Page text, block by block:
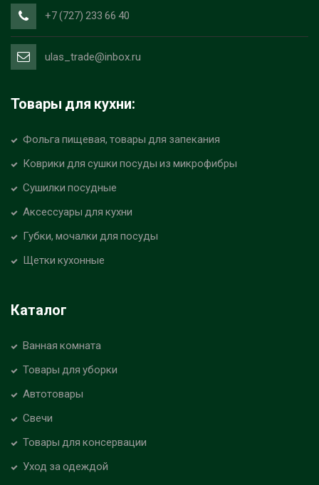
+7 (727) 233 66 40
ulas_trade@inbox.ru
Товары для кухни:
Фольга пищевая, товары для запекания
Коврики для сушки посуды из микрофибры
Сушилки посудные
Аксессуары для кухни
Губки, мочалки для посуды
Щетки кухонные
Каталог
Ванная комната
Товары для уборки
Автотовары
Свечи
Товары для консервации
Уход за одеждой